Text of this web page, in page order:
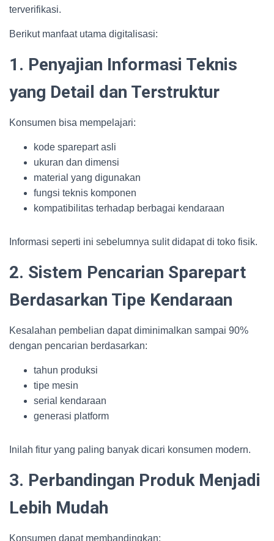
terverifikasi.
Berikut manfaat utama digitalisasi:
1. Penyajian Informasi Teknis
yang Detail dan Terstruktur
Konsumen bisa mempelajari:
kode sparepart asli
ukuran dan dimensi
material yang digunakan
fungsi teknis komponen
kompatibilitas terhadap berbagai kendaraan
Informasi seperti ini sebelumnya sulit didapat di toko fisik.
2. Sistem Pencarian Sparepart
Berdasarkan Tipe Kendaraan
Kesalahan pembelian dapat diminimalkan sampai 90%
dengan pencarian berdasarkan:
tahun produksi
tipe mesin
serial kendaraan
generasi platform
Inilah fitur yang paling banyak dicari konsumen modern.
3. Perbandingan Produk Menjadi
Lebih Mudah
Konsumen dapat membandingkan: